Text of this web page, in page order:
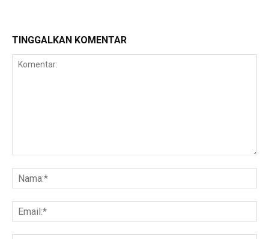
TINGGALKAN KOMENTAR